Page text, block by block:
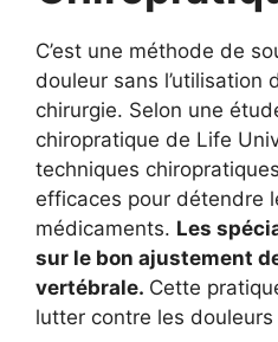
C’est une méthode de
douleur sans l’utilisation
chirurgie. Selon une
chiropratique de Life
techniques
efficaces pour détendre
médicaments. Les
sur le bon ajustement
vertébrale. Cette
lutter contre les